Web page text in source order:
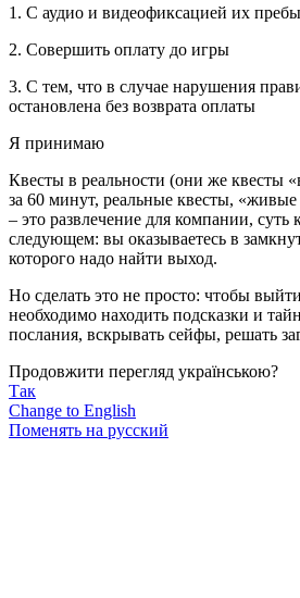
1. С аудио и видеофиксацией их
2. Совершить оплату до игры
3. С тем, что в случае нарушения
остановлена без возврата оплаты
Я принимаю
Квесты в реальности (они же квесты
за 60 минут, реальные квесты, «живые
– это развлечение для компании, суть
следующем: вы оказываетесь в
которого надо найти выход.
Но сделать это не просто: чтобы
необходимо находить подсказки и
послания, вскрывать сейфы, решать
Продовжити перегляд українською?
Так
Change to English
Поменять на русский